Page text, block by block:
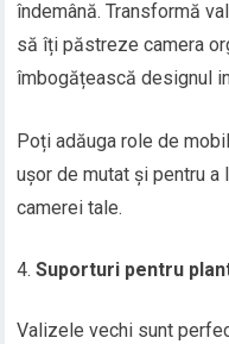
îndemână. Transformă
să îți păstreze camera
îmbogățească designul
Poți adăuga role de
ușor de mutat și pentru a
camerei tale.
Suporturi pentru
Valizele vechi sunt